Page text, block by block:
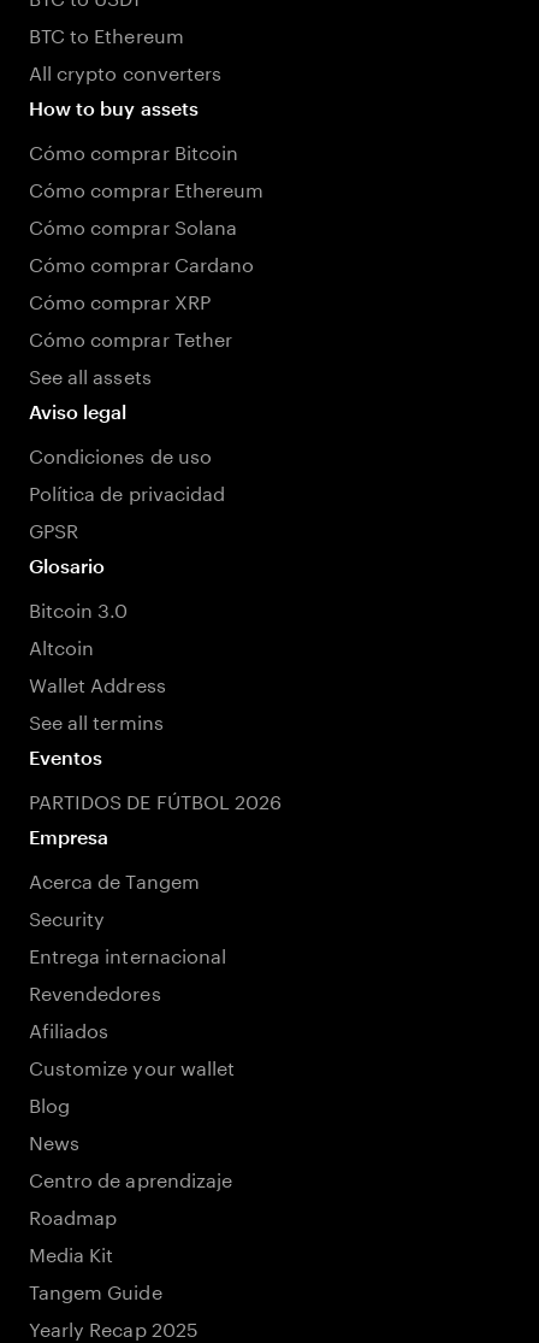
BTC to Ethereum
All crypto converters
How to buy assets
Cómo comprar Bitcoin
Cómo comprar Ethereum
Cómo comprar Solana
Cómo comprar Cardano
Cómo comprar XRP
Cómo comprar Tether
See all assets
Aviso legal
Condiciones de uso
Política de privacidad
GPSR
Glosario
Bitcoin 3.0
Altcoin
Wallet Address
See all termins
Eventos
PARTIDOS DE FÚTBOL 2026
Empresa
Acerca de Tangem
Security
Entrega internacional
Revendedores
Afiliados
Customize your wallet
Blog
News
Centro de aprendizaje
Roadmap
Media Kit
Tangem Guide
Yearly Recap 2025